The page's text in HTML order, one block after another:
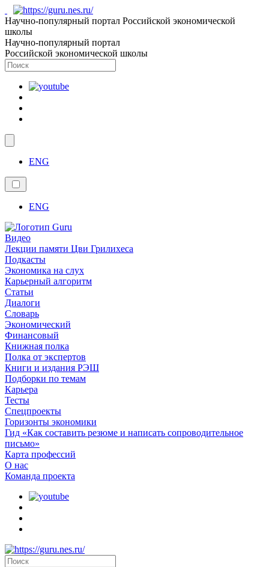
Научно-популярный портал Российской экономической
школы
Научно-популярный портал
Российской экономической школы
ENG
ENG
Видео
Лекции памяти Цви Грилихеса
Подкасты
Экономика на слух
Карьерный алгоритм
Статьи
Диалоги
Словарь
Экономический
Финансовый
Книжная полка
Полка от экспертов
Книги и издания РЭШ
Подборки по темам
Карьера
Тесты
Спецпроекты
Горизонты экономики
Гид «Как составить резюме и написать сопроводительное
письмо»
Карта профессий
О наc
Команда проекта